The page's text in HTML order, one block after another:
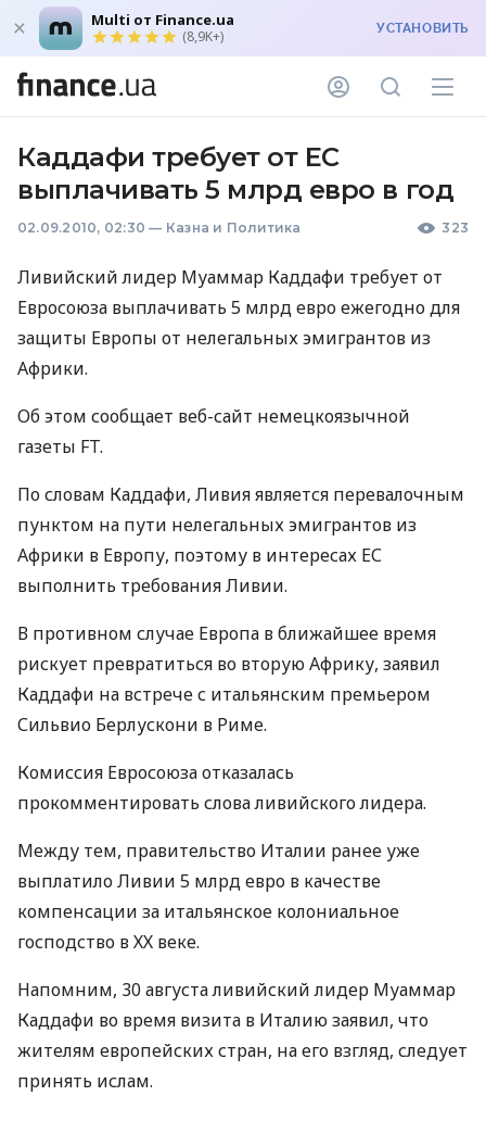
Multi от Finance.ua
(8,9K+) УСТАНОВИТЬ
Каддафи требует от ЕС
выплачивать 5 млрд евро в год
02.09.2010, 02:30 — Казна и Политика 323
Ливийский лидер Муаммар Каддафи требует от
Евросоюза выплачивать 5 млрд евро ежегодно для
защиты Европы от нелегальных эмигрантов из
Африки.
Об этом сообщает веб-сайт немецкоязычной
газеты FT.
По словам Каддафи, Ливия является перевалочным
пунктом на пути нелегальных эмигрантов из
Африки в Европу, поэтому в интересах ЕС
выполнить требования Ливии.
В противном случае Европа в ближайшее время
рискует превратиться во вторую Африку, заявил
Каддафи на встрече с итальянским премьером
Сильвио Берлускони в Риме.
Комиссия Евросоюза отказалась
прокомментировать слова ливийского лидера.
Между тем, правительство Италии ранее уже
выплатило Ливии 5 млрд евро в качестве
компенсации за итальянское колониальное
господство в ХХ веке.
Напомним, 30 августа ливийский лидер Муаммар
Каддафи во время визита в Италию заявил, что
жителям европейских стран, на его взгляд, следует
принять ислам.